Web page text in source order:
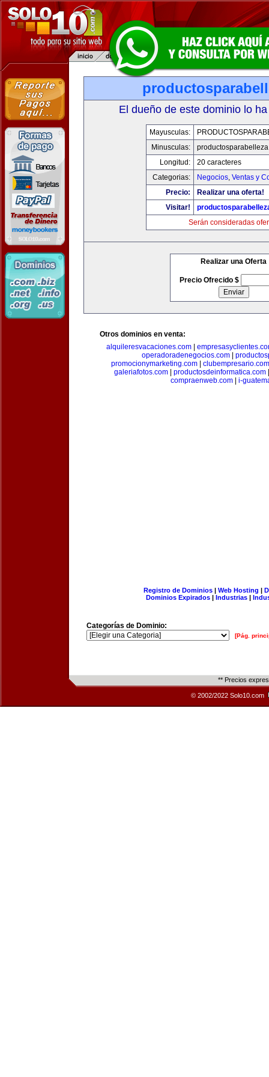
El dueño de este dominio lo
Mayusculas:
Minusculas:
Longitud:
20 caracteres
Categorias:
Negocios, Ventas y
Precio:
Realizar una oferta!
Visitar!
Serán consideradas
Realizar una Oferta
Precio Ofrecido $
Otros dominios en venta:
alquileresvacaciones.com|
operadoradenegocios.com|
promocionymarketing.com| clubempresario.com
galeriafotos.com
productosdeinformatica.com
compraenweb.com
i-
Registro de Dominios| Web Hosting |
Dominios Expirados | Industrias |
Categorías de Dominio:
[Pág.
** Precios
© 2002/2022 Solo10.com